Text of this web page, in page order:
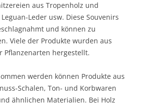
aus Tropenholz und
Leder usw. Diese Souvenirs
und können zu
Viele der Produkte wurden aus
Pflanzenarten hergestellt.
werden können Produkte aus
Schalen, Ton- und Korbwaren
ähnlichen Materialien. Bei Holz